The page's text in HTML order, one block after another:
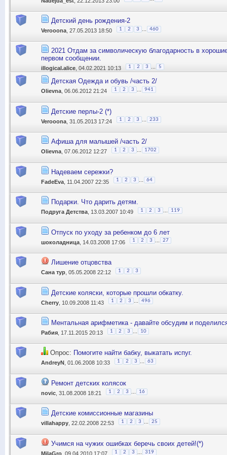
Детский день рождения-2
Verooona , 27.05.2013 18:50 1 2 3 460
2021 Отдам за символическую благодарность в
первом сообщении.
illogical.alice , 04.02.2021 10:13 1 2 3 5
Детская Одежда и обувь /часть 2/
Olievna , 06.06.2012 21:24 1 2 3 941
Детские перлы-2 (*)
Verooona , 31.05.2013 17:24 1 2 3 ... 233
Афиша для малышей /часть 2/
Olievna , 07.06.2012 12:27 1 2 3 1702
Надеваем сережки?
FadeEva , 11.04.2007 22:35 1 2 3 64
Подарки. Что дарить детям.
Подруга Детства , 13.03.2007 10:49 1 2 3 119
Отпуск по уходу за ребенком до 6 лет
шоколадница , 14.03.2008 17:06 1 2 3 27
Лишение отцовства
Сана тур , 05.05.2008 22:12 1 2 3
Детские коляски, которые прошли обкатку.
Cherry , 10.09.2008 11:43 1 2 3 496
Ментальная арифметика - давайте обсудим и
Рабия , 17.11.2015 20:13 1 2 3 10
Опрос: Помогите найти бабку, выкатать испуг.
AndreyN , 01.06.2008 10:33 1 2 3 63
Ремонт детских колясок
novic , 31.08.2008 18:21 1 2 3 16
Детские комиссионные магазины
villahappy , 22.02.2008 22:53 1 2 3 25
Учимся на чужих ошибках беречь своих детей!(*)
MilaGro , 09.04.2010 17:07 1 2 3 319